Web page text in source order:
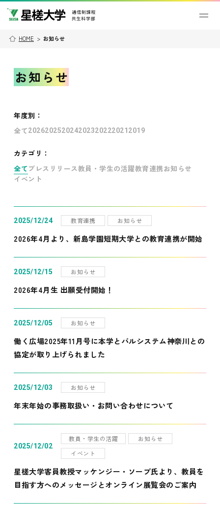
HOME > お知らせ
お知らせ
年度別 ：
全て202620252024202320222021 2019
カテゴリ：
全て プレスリリース教員・学生の活躍教育連携お知らせ
イベント
2025/12/24 教育連携 お知らせ
2026年4月より、新島学園短期大学との教育連携が開始
2025/12/15 お知らせ
2026年4月生 出願受付開始！
2025/12/05 お知らせ
働く広場2025年11月号に本学とパルシステム神奈川との
協定が取り上げられました
2025/12/03 お知らせ
年末年始の事務取扱い・お問い合わせについて
2025/12/02
教員・学生の活躍
お知らせ
イベント
星槎大学客員教授マッケンジー・ソープ氏より、教員を
目指す方へのメッセージとオンライン展覧会のご案内